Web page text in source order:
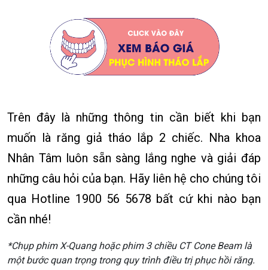
Trên đây là những thông tin cần biết khi bạn
muốn là răng giả tháo lắp 2 chiếc. Nha khoa
Nhân Tâm luôn sẵn sàng lắng nghe và giải đáp
những câu hỏi của bạn. Hãy liên hệ cho chúng tôi
qua Hotline 1900 56 5678 bất cứ khi nào bạn
cần nhé!
*Chụp phim X-Quang hoặc phim 3 chiều CT Cone Beam là
một bước quan trọng trong quy trình điều trị phục hồi răng.